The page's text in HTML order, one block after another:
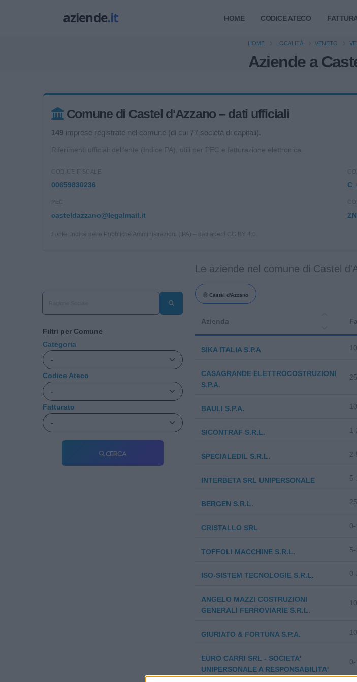
HOME CODICE ATECO
Aziende a
HOME LOCALITÀ VENETO
Comune di Castel d'Azzano – dati ufficiali
149 imprese registrate nel comune (di cui 77 società di capitali).
Riferimenti ufficiali dell'ente (Indice PA), utili per PEC e fatturazione elettronica.
CODICE FISCALE
00659830236
PEC
casteldazzano@legalmail.it
Fonte: Indice delle Pubbliche Amministrazioni (IPA) – dati aperti CC BY 4.0.
Filtri per Comune
Categoria
Codice Ateco
Fatturato
Cerca
Le aziende nel comune di Castel
Castel d'Azzano
Azienda
SIKA ITALIA S.P.A
CASAGRANDE ELETTROCOSTRUZIONI
S.P.A.
BAULI S.P.A.
SICONTRAF S.R.L.
SPECIALEDIL S.R.L.
INTERBETA SRL UNIPERSONALE
BERGEN S.R.L.
CRISTALLO SRL
TOFFOLI MACCHINE S.R.L.
ISO-SISTEM TECNOLOGIE S.R.L.
ANGELO MAZZI COSTRUZIONI
GENERALI FERROVIARIE S.R.L.
GIURIATO & FORTUNA S.P.A.
EURO CARRI SRL - SOCIETA'
UNIPERSONALE A RESPONSABILITA'